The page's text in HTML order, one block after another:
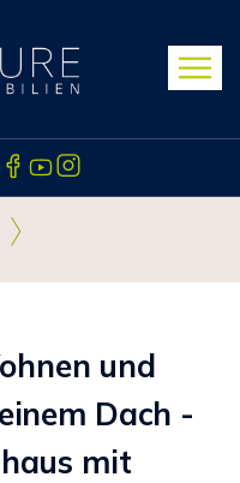
und
Dach -
mit